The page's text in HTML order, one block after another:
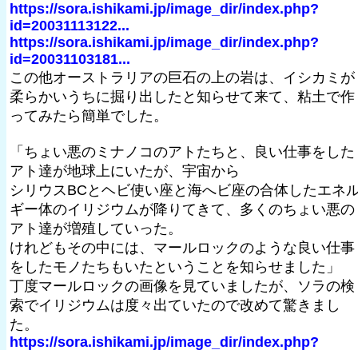
https://sora.ishikami.jp/image_dir/index.php?
id=20031113122...
https://sora.ishikami.jp/image_dir/index.php?
id=20031103181...
この他オーストラリアの巨石の上の岩は、イシカミが
柔らかいうちに掘り出したと知らせて来て、粘土で作
ってみたら簡単でした。
「ちょい悪のミナノコのアトたちと、良い仕事をした
アト達が地球上にいたが、宇宙から
シリウスBCとヘビ使い座と海へビ座の合体したエネ
ギー体のイリジウムが降りてきて、多くのちょい悪の
アト達が増殖していった。
けれどもその中には、マールロックのような良い仕事
をしたモノたちもいたということを知らせました」
丁度マールロックの画像を見ていましたが、ソラの検
索でイリジウムは度々出ていたので改めて驚きまし
た。
https://sora.ishikami.jp/image_dir/index.php?